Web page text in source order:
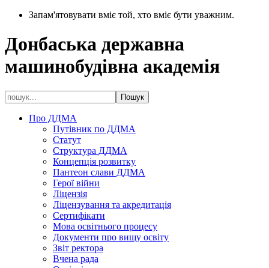
Запам'ятовувати вміє той, хто вміє бути уважним.
Донбаська державна
машинобудівна академія
Про ДДМА
Путівник по ДДМА
Статут
Структура ДДМА
Концепція розвитку
Пантеон слави ДДМА
Герої війни
Ліцензія
Ліцензування та акредитація
Сертифікати
Мова освітнього процесу
Документи про вищу освіту
Звіт ректора
Вчена рада